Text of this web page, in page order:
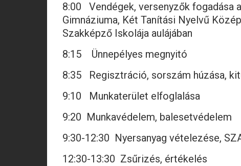
8:00 Vendégek, versenyzők fogadása
Gimnáziuma, Két Tanítási Nyelvű
Szakképző Iskolája aulájában
8:15 Ünnepélyes megnyitó
8:35 Regisztráció, sorszám húzása,
9:10 Munkaterület elfoglalása
9:20 Munkavédelem, balesetvédelem
9:30-12:30 Nyersanyag vételezése,
12:30-13:30 Zsűrizés, értékelés